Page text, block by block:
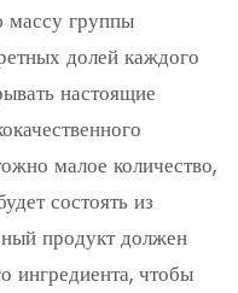
массу группы
долей каждого
настоящие
малое количество,
состоять из
продукт должен
ингредиента, чтобы